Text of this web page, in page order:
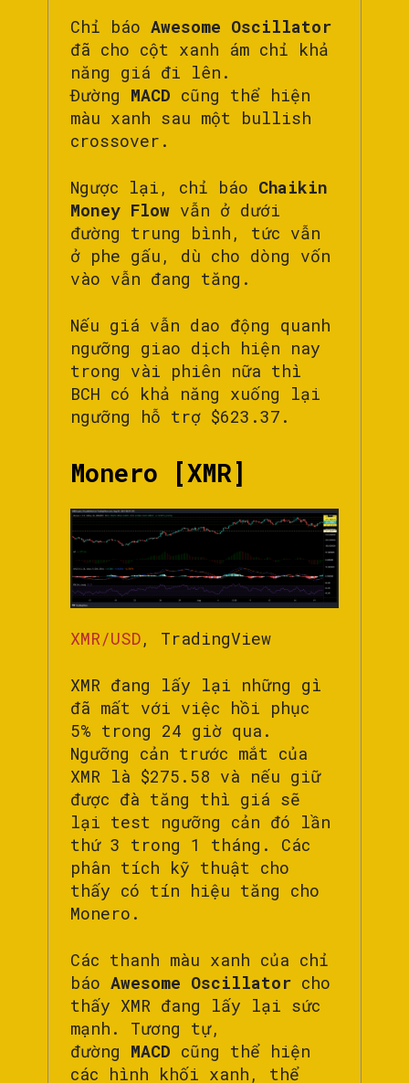
Chỉ báo Awesome Oscillator
đã cho cột xanh ám chỉ khả
năng giá đi lên.
Đường MACD cũng thể hiện
màu xanh sau một bullish
crossover.
Ngược lại, chỉ báo Chaikin
Money Flow vẫn ở dưới
đường trung bình, tức vẫn
ở phe gấu, dù cho dòng vốn
vào vẫn đang tăng.
Nếu giá vẫn dao động quanh
ngưỡng giao dịch hiện nay
trong vài phiên nữa thì
BCH có khả năng xuống lại
ngưỡng hỗ trợ $623.37.
Monero [XMR]
XMR/USD, TradingView
XMR đang lấy lại những gì
đã mất với việc hồi phục
5% trong 24 giờ qua.
Ngưỡng cản trước mắt của
XMR là $275.58 và nếu giữ
được đà tăng thì giá sẽ
lại test ngưỡng cản đó lần
thứ 3 trong 1 tháng. Các
phân tích kỹ thuật cho
thấy có tín hiệu tăng cho
Monero.
Các thanh màu xanh của chỉ
báo Awesome Oscillator cho
thấy XMR đang lấy lại sức
mạnh. Tương tự,
đường MACD cũng thể hiện
các hình khối xanh, thể